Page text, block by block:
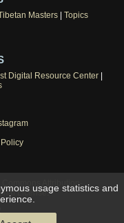
Masters| Topics
Digital Resource Center|
Commons Attribution-
License.
usage statistics and